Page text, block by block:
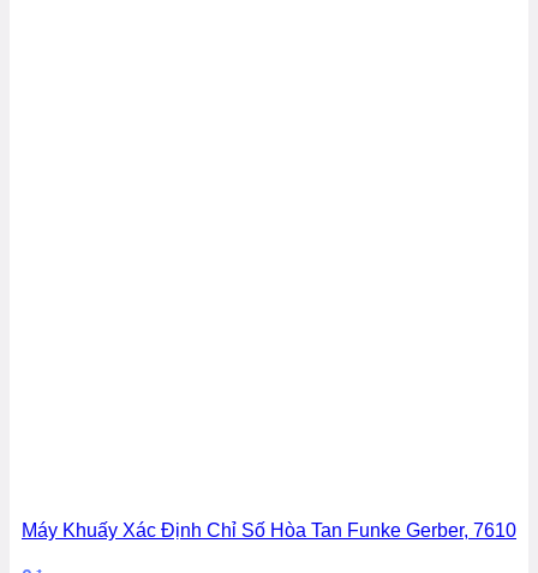
Máy Khuấy Xác Định Chỉ Số Hòa Tan Funke Gerber, 7610